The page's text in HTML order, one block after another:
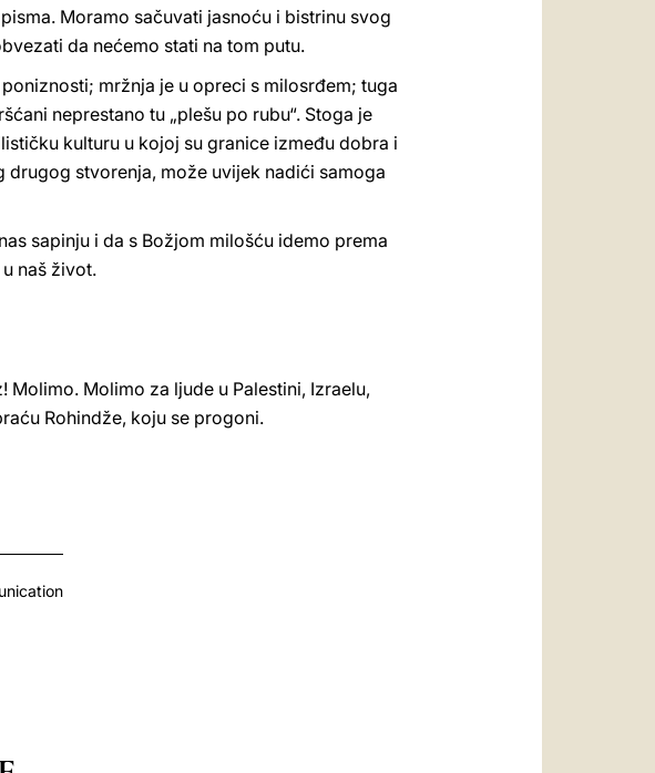
Moramo sačuvati jasnoću i bistrinu svog
da nećemo stati na tom putu.
mržnja je u opreci s milosrđem; tuga
neprestano tu „plešu po rubu“. Stoga je
kulturu u kojoj su granice između dobra i
stvorenja, može uvijek nadići samoga
sapinju i da s Božjom milošću idemo prema
naš život.
Molimo za ljude u Palestini, Izraelu,
Rohindže, koju se progoni.